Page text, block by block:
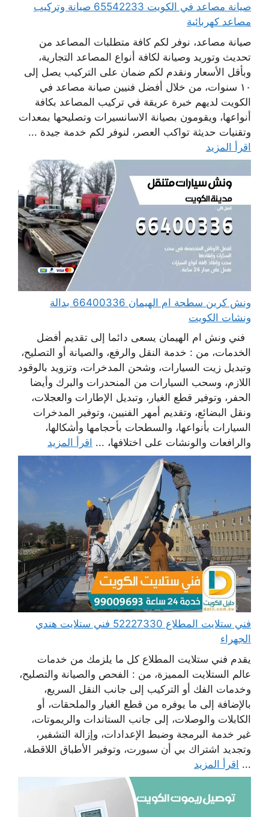
صيانة مصاعد في الكويت 65542233 صيانة وتركيب
مصاعد كهربائية
صيانة مصاعد، نوفر لكم كافة متطلبات المصاعد من
تحديث وتوريد وصيانة لكافة أنواع المصاعد التجارية،
وبأقل الأسعار ونقدم لكم ضمان على التركيب يصل إلى
١٠ سنوات، من خلال أفضل فنيين صيانة مصاعد في
الكويت لديهم خبرة عريقة في تركيب المصاعد بكافة
أنواعها، ويقومون بصيانة الاسانسيرات وتصليحها بمعدات
وتقنيات حديثة تواكب العصر، لنوفر لكم خدمة جيدة ...
اقرأ المزيد
ونش كرين سطحة ام الهيمان 66400336 بدالة
ونشات الكويت
فني ونش ام الهيمان يسعى دائما إلى تقديم أفضل
الخدمات، من : خدمة النقل والرفع، والصيانة أو التصليح،
وتبديل زيت السيارات، وشحن المدخرات، وتزويد بالوقود
اللازم، وسحب السيارات من المنحدرات والبرك وأيضا
الحفر، وتوفير قطع الغيار، وتبديل الإطارات والعجلات،
ونقل البضائع، وتقديم أمهر الفنيين، وتوفير المدخرات
السيارات بأنواعها، والسطحات بأحجامها وأشكالها،
والرافعات والونشات على اختلافها، ... اقرأ المزيد
فني ستلايت المطلاع 52227330 فني ستلايت هندي
الجهراء
يقدم فني ستلايت المطلاع كل ما يلزمك من خدمات
عالم الستلايت المميزة، من : الفحص والصيانة والتصليح،
وخدمات الفك أو التركيب إلى جانب النقل السريع،
بالإضافة إلى ما يوفره من قطع الغيار والملحقات، أو
الكابلات والوصلات، إلى جانب الستاندات والريموتات،
غير خدمة البرمجة وضبط الإعدادات، وإزالة التشفير،
وتجديد اشتراك بي أن سبورت، وتوفير الأطباق اللاقطة،
... اقرأ المزيد